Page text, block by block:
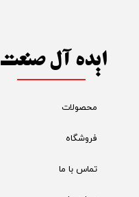
ایده آل صنعت
محصولات
فروشگاه
تماس با ما